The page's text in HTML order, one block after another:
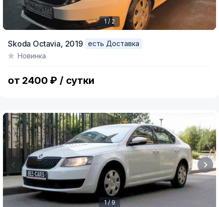
of
1 / 2
Skoda Octavia, 2019
есть Доставка
Новинка
от 2400 ₽ / сутки
1 / 9